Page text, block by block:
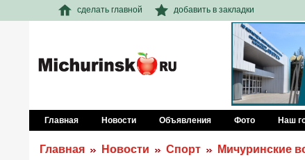
сделать главной добавить в закладки
Главная Новости Объявления Фото Наш
Главная Новости Спорт Мичуринские